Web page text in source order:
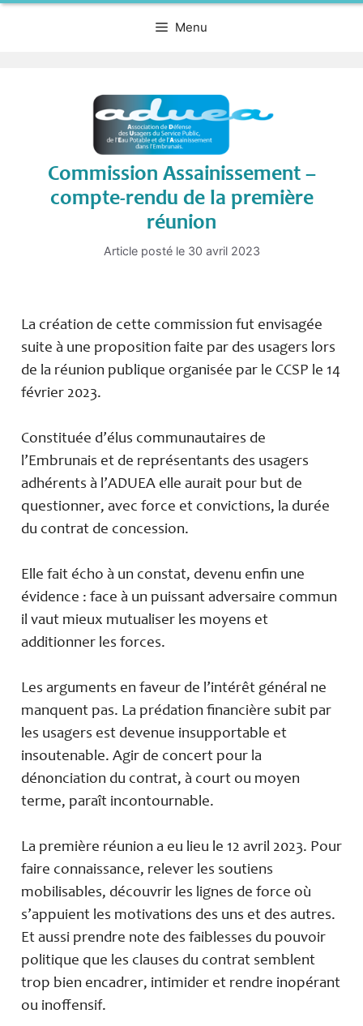
Menu
Commission Assainissement –
compte-rendu de la première
réunion
Article posté le 30 avril 2023
La création de cette commission fut envisagée
suite à une proposition faite par des usagers lors
de la réunion publique organisée par le CCSP le 14
février 2023.
Constituée d’élus communautaires de
l’Embrunais et de représentants des usagers
adhérents à l’ADUEA elle aurait pour but de
questionner, avec force et convictions, la durée
du contrat de concession.
Elle fait écho à un constat, devenu enfin une
évidence : face à un puissant adversaire commun
il vaut mieux mutualiser les moyens et
additionner les forces.
Les arguments en faveur de l’intérêt général ne
manquent pas. La prédation financière subit par
les usagers est devenue insupportable et
insoutenable. Agir de concert pour la
dénonciation du contrat, à court ou moyen
terme, paraît incontournable.
La première réunion a eu lieu le 12 avril 2023. Pour
faire connaissance, relever les soutiens
mobilisables, découvrir les lignes de force où
s’appuient les motivations des uns et des autres.
Et aussi prendre note des faiblesses du pouvoir
politique que les clauses du contrat semblent
trop bien encadrer, intimider et rendre inopérant
ou inoffensif.